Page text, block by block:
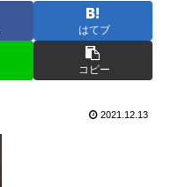
はてブ
コピー
2021.12.13